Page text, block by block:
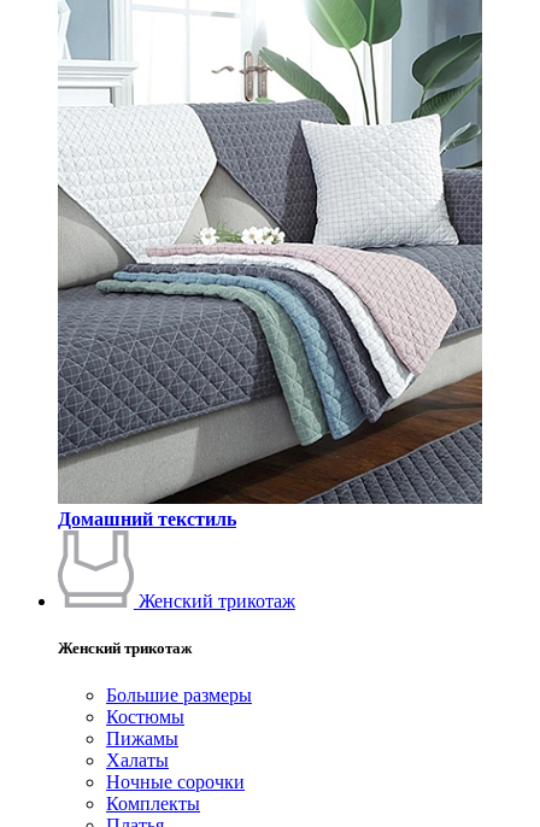
Домашний текстиль
Женский трикотаж
Женский трикотаж
Большие размеры
Костюмы
Пижамы
Халаты
Ночные сорочки
Комплекты